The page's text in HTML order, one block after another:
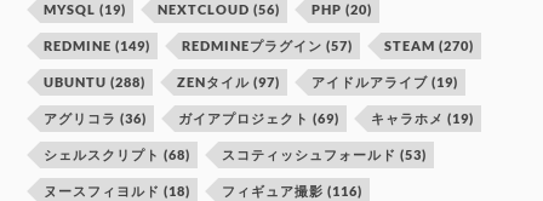
MYSQL (19) NEXTCLOUD (56) PHP (20)
REDMINE (149) REDMINEプラグイン (57) STEAM (270)
UBUNTU (288) ZENタイル (97) アイドルアライブ (19)
アグリコラ (36) ガイアプロジェクト (69) キャラホメ (19)
シェルスクリプト (68) スコティッシュフォールド (53)
ヌースフィヨルド (18) フィギュア撮影 (116)